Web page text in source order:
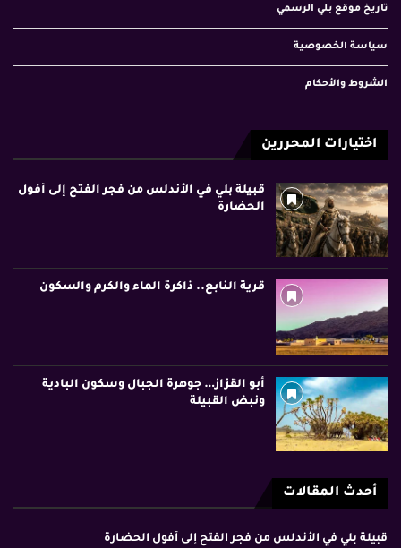
تاريخ موقع بلي الرسمي
سياسة الخصوصية
الشروط والأحكام
اختيارات المحررين
قبيلة بلي في الأندلس من فجر الفتح إلى أفول
الحضارة
قرية النابع.. ذاكرة الماء والكرم والسكون
أبو القزاز… جوهرة الجبال وسكون البادية
ونبض القبيلة
أحدث المقالات
قبيلة بلي في الأندلس من فجر الفتح إلى أفول الحضارة